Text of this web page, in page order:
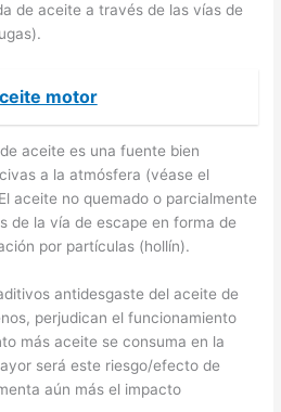
de aceite a través de las vías de
motor
aceite es una fuente bien
a la atmósfera (véase el
aceite no quemado o parcialmente
de la vía de escape en forma de
por partículas (hollín).
antidesgaste del aceite de
perjudican el funcionamiento
más aceite se consuma en la
será este riesgo/efecto de
aún más el impacto